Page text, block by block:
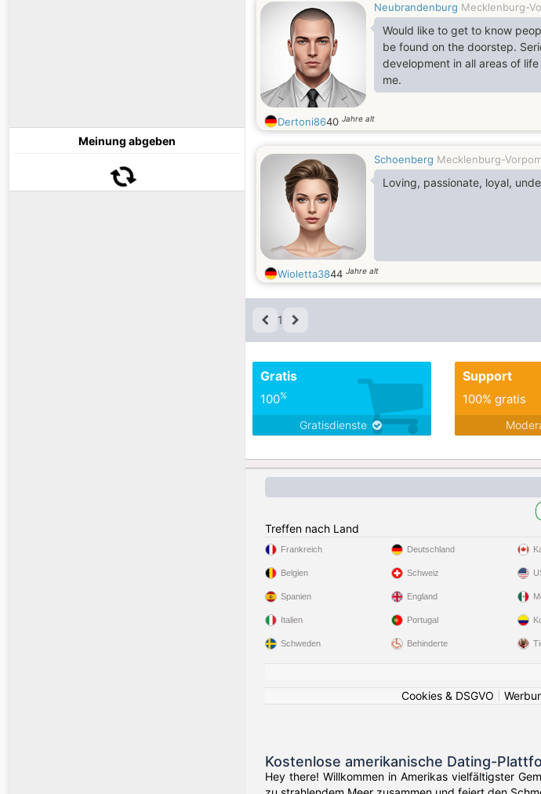
Meinung abgeben
Neubrandenburg Mecklenburg-
Would like to get to know
be found on the doorstep.
development in all areas of
me.
Dertoni8640 Jahre alt
Schoenberg Mecklenburg-
Loving, passionate, loyal,
Wioletta3844 Jahre alt
1
Gratis
100%
Gratisdienste
Support
100% gratis
Treffen nach Land
Frankreich
Belgien
Spanien
Italien
Schweden
Deutschland
Schweiz
England
Portugal
Behinderte
Cookies & DSGVO
Kostenlose amerikanische Dating-
Hey there! Willkommen in Amerikas vielfältigster